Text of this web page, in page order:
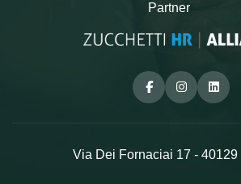
Partner
FacebookInstagram
Via Dei Fornaciai 17 - 40129